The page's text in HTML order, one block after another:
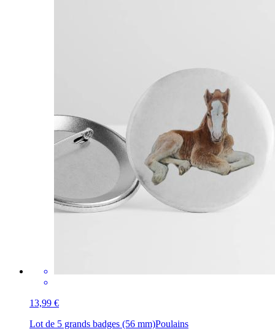
13,99 €
Lot de 5 grands badges (56 mm)Poulains